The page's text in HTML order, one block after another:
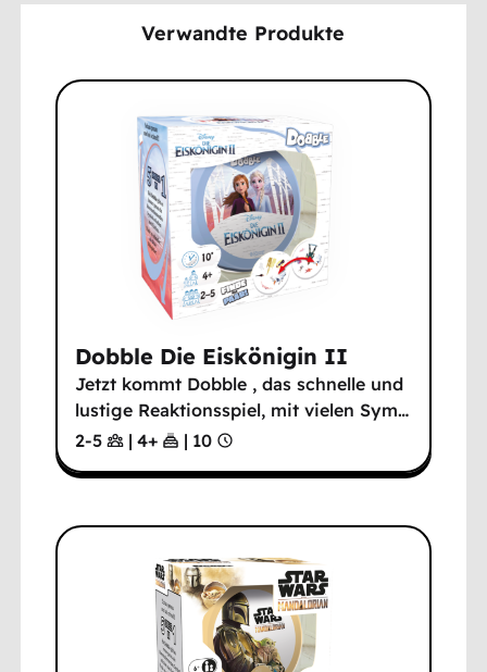
Verwandte Produkte
Dobble Die Eiskönigin II
Jetzt kommt Dobble , das schnelle und
lustige Reaktionsspiel, mit vielen Sym…
2-5
| 4+ | 10